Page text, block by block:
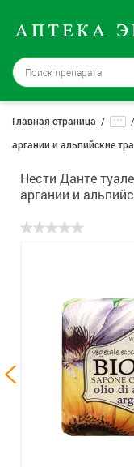
Москва→
12
Войти |
Доставка и
Способ
Косметика
Гигиена
Изделия
Планирование
Главная страница ...
аргании и альпийские
Нести Данте
аргании и